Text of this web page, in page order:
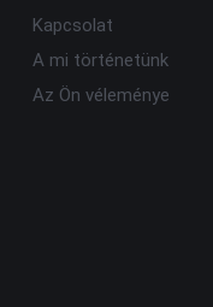
Kapcsolat
A mi történetünk
Az Ön véleménye